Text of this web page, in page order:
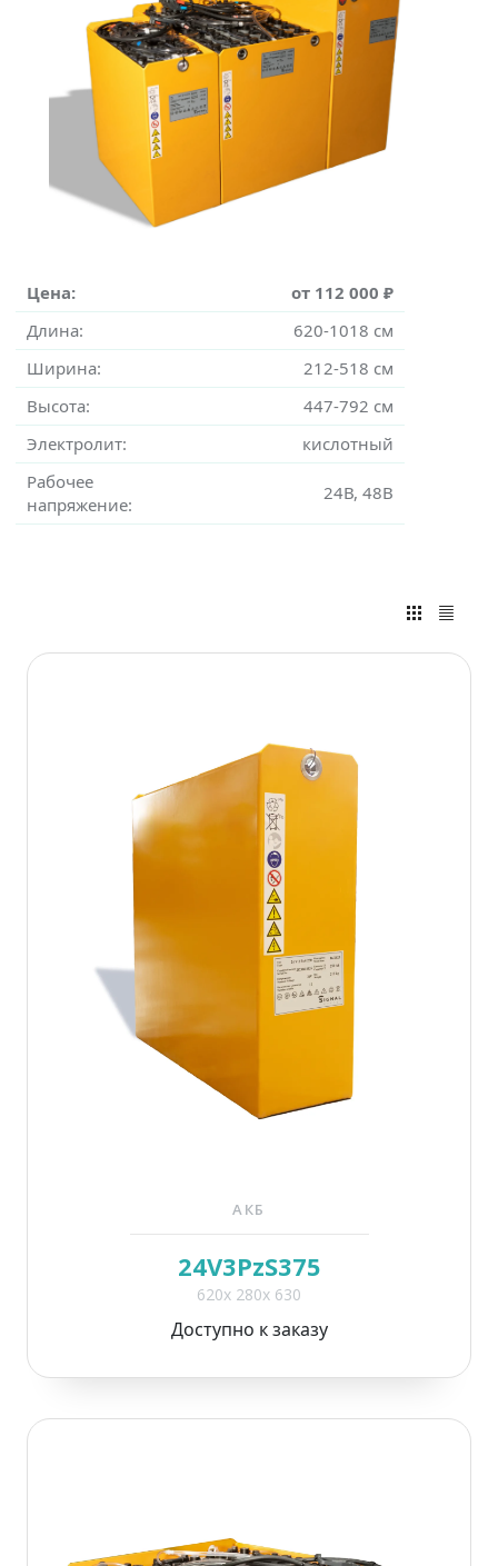
Цена:
от 112 000 ₽
Длина:
620-1018 см
Ширина:
212-518 см
Высота:
447-792 см
Электролит:
кислотный
Рабочее
напряжение:
24В, 48В
АКБ
24V3PzS375
620x 280x 630
Доступно к заказу